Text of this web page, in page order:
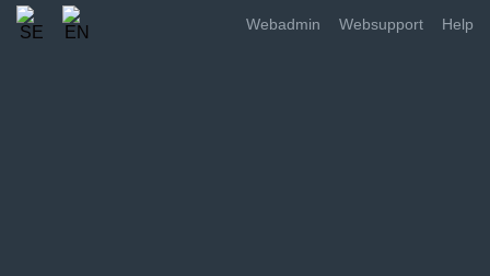
Webadmin Websupport Help